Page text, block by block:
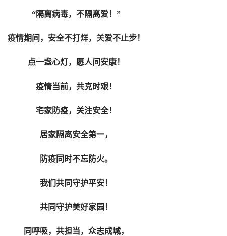
“隔离病毒，不隔离爱！”
疫情期间，安全不打烊，关爱不止步！
点一盏心灯，愿人间安康！
疫情当前，共克时艰！
宅家防疫，关注安全！
居家隔离安全第一，
防疫同时不忘防火。
我们共同守护平安！
共同守护美好家园！
同呼吸，共担当，众志成城，